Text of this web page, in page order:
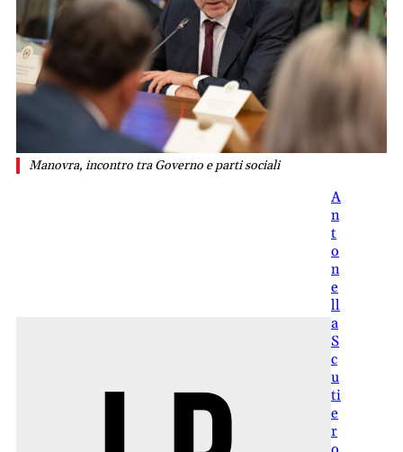
Manovra, incontro tra Governo e parti sociali
A
n
t
o
n
e
ll
a
S
c
u
ti
e
r